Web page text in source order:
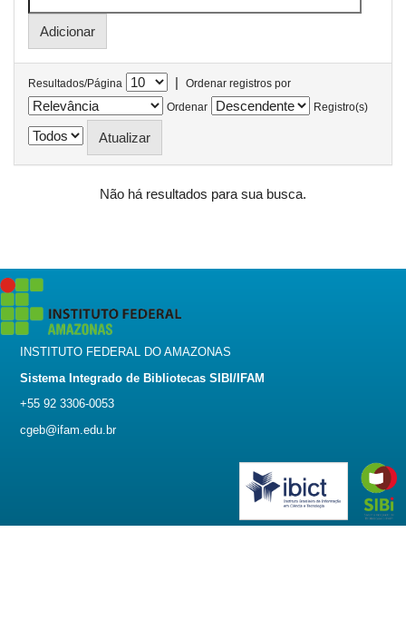
Resultados/Página |
Ordenar registros por
Ordenar
Registro(s)
Não há resultados para sua busca.
INSTITUTO FEDERAL DO AMAZONAS
Sistema Integrado de Bibliotecas SIBI/IFAM
+55 92 3306-0053
cgeb@ifam.edu.br